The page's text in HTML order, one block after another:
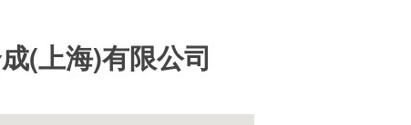
(上海)有限公司